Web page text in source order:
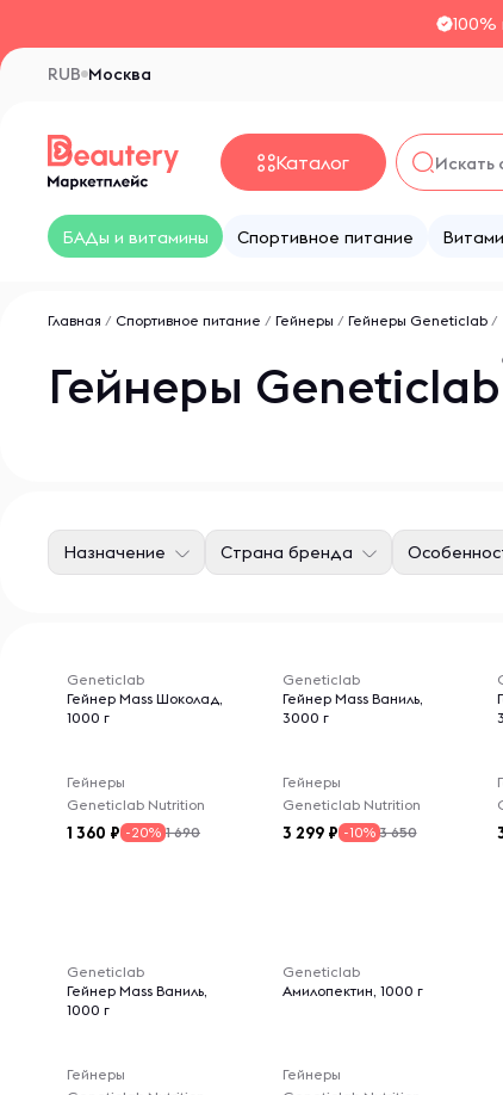
100%
Москва
RUB
Каталог
БАДы и витамины Спортивное питание
Главная / Спортивное питание / Гейнеры / Гейнеры Geneticlab /
Гейнеры Geneticlab
Назначение Страна бренда
Geneticlab
Гейнер Mass Шоколад,
1000 г
Гейнеры
Geneticlab Nutrition
1 360 -20% 1 690
Geneticlab
Гейнер Mass Ваниль,
3000 г
Гейнеры
Geneticlab Nutrition
3 299 -10% 3 650
Geneticlab
Гейнер Mass Ваниль,
1000 г
Гейнеры
Geneticlab
Амилопектин, 1000 г
Гейнеры